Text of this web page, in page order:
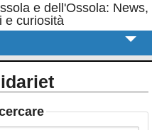
e dell'Ossola: News,
e curiosità